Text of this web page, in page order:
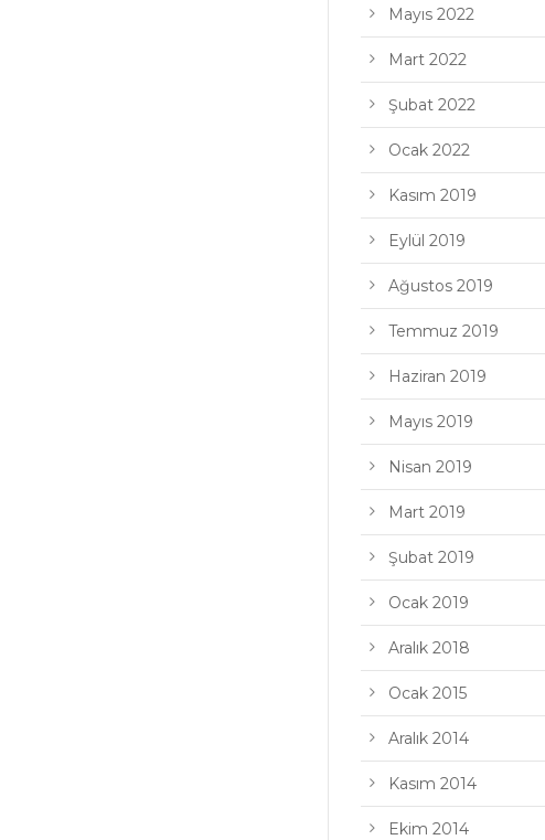
Mayıs 2022
Mart 2022
Şubat 2022
Ocak 2022
Kasım 2019
Eylül 2019
Ağustos 2019
Temmuz 2019
Haziran 2019
Mayıs 2019
Nisan 2019
Mart 2019
Şubat 2019
Ocak 2019
Aralık 2018
Ocak 2015
Aralık 2014
Kasım 2014
Ekim 2014